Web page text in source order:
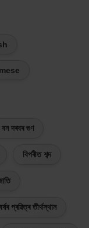
দৰবৰ গুণ
বিপৰীত শব্দ
প্ৰৱিত্ৰ তীৰ্থস্থান